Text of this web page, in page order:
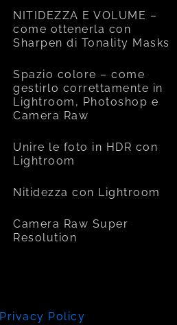
NITIDEZZA E VOLUME –
come ottenerla con
Sharpen di Tonality Masks
Spazio colore – come
gestirlo correttamente in
Lightroom, Photoshop e
Camera Raw
Unire le foto in HDR con
Lightroom
Nitidezza con Lightroom
Camera Raw Super
Resolution
Privacy Policy